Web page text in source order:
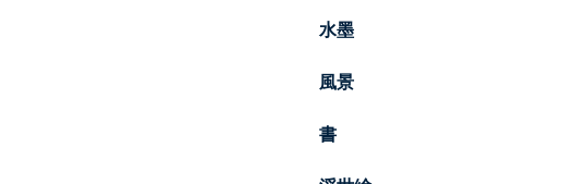
水墨
風景
書